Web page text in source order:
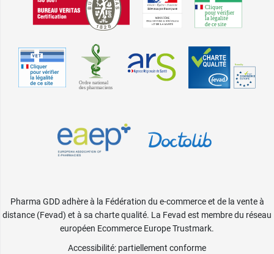
Pharma GDD adhère à la Fédération du e-commerce et de la vente à
distance (Fevad) et à sa charte qualité. La Fevad est membre du réseau
européen Ecommerce Europe Trustmark.
Accessibilité: partiellement conforme